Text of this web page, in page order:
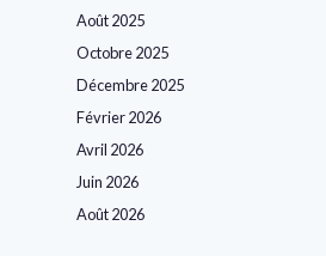
Août 2025
Octobre 2025
Décembre 2025
Février 2026
Avril 2026
Juin 2026
Août 2026